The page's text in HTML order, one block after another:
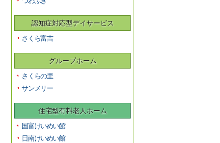
認知症対応型デイサービス
さくら富吉
グループホーム
さくらの里
サンメリー
住宅型有料老人ホーム
国富けいめい館
日南けいめい館